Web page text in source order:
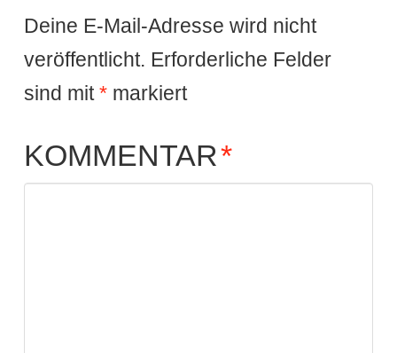
Deine E-Mail-Adresse wird nicht
veröffentlicht. Erforderliche Felder
sind mit*markiert
KOMMENTAR*